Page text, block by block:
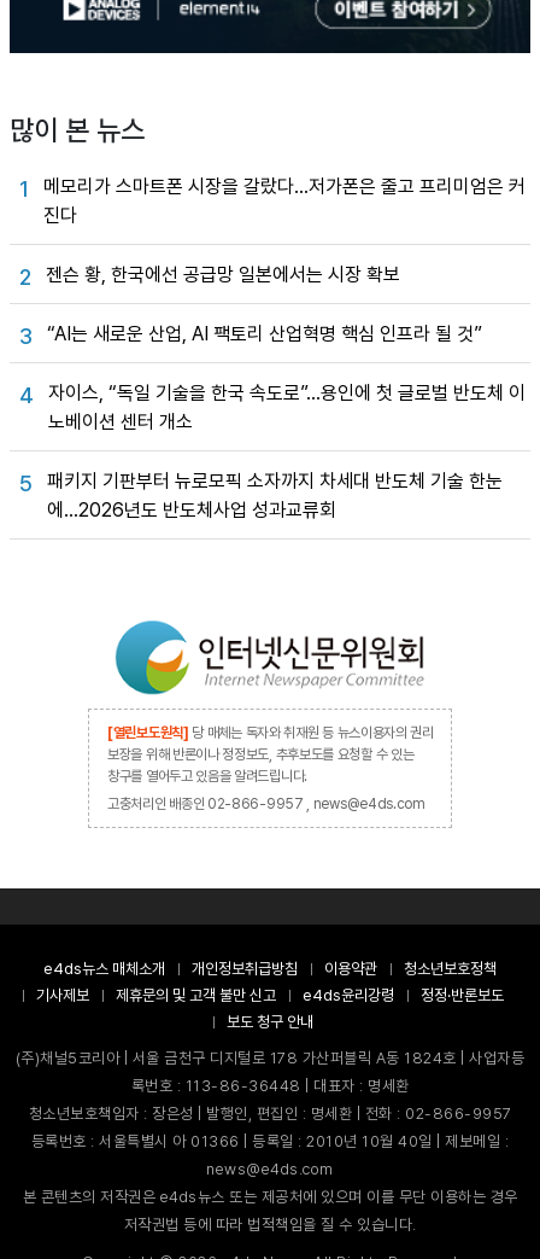
많이 본 뉴스
1
메모리가 스마트폰 시장을 갈랐다…저가폰은 줄고 프리미엄은 커
진다
2 젠슨 황, 한국에선 공급망 일본에서는 시장 확보
3 “AI는 새로운 산업, AI 팩토리 산업혁명 핵심 인프라 될 것”
4
자이스, “독일 기술을 한국 속도로”…용인에 첫 글로벌 반도체 이
노베이션 센터 개소
5
패키지 기판부터 뉴로모픽 소자까지 차세대 반도체 기술 한눈
에…2026년도 반도체사업 성과교류회
[열린보도원칙] 당 매체는 독자와 취재원 등 뉴스이용자의 권리
보장을 위해 반론이나 정정보도, 추후보도를 요청할 수 있는
창구를 열어두고 있음을 알려드립니다.
고충처리인 배종인 02-866-9957 , news@e4ds.com
e4ds뉴스 매체소개 개인정보취급방침 이용약관
청소년보호정책
기사제보
제휴문의 및 고객 불만 신고 e4ds윤리강령
정정·반론보도
보도 청구 안내
(주)채널5코리아 | 서울 금천구 디지털로 178 가산퍼블릭 A동 1824호 | 사업자등
록번호 : 113-86-36448 | 대표자 : 명세환
청소년보호책임자 : 장은성 | 발행인, 편집인 : 명세환 | 전화 : 02-866-9957
등록번호 : 서울특별시 아 01366 | 등록일 : 2010년 10월 40일 | 제보메일 :
news@e4ds.com
본 콘텐츠의 저작권은 e4ds뉴스 또는 제공처에 있으며 이를 무단 이용하는 경우
저작권법 등에 따라 법적책임을 질 수 있습니다.